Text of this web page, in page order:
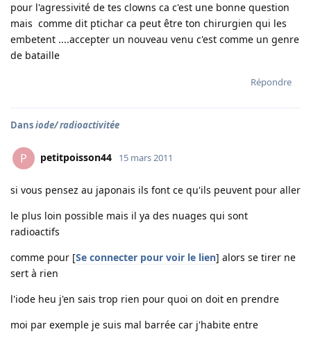
pour l'agressivité de tes clowns ca c'est une bonne question
mais comme dit ptichar ca peut être ton chirurgien qui les
embetent ....accepter un nouveau venu c'est comme un genre
de bataille
Répondre
Dansiode/ radioactivitée
P petitpoisson44 15 mars 2011
si vous pensez au japonais ils font ce qu'ils peuvent pour aller
le plus loin possible mais il ya des nuages qui sont
radioactifs
comme pour [Se connecter pour voir le lien] alors se tirer ne
sert à rien
l'iode heu j'en sais trop rien pour quoi on doit en prendre
moi par exemple je suis mal barrée car j'habite entre